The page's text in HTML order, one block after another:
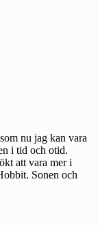
nu jag kan vara
i tid och otid.
att vara mer i
Sonen och